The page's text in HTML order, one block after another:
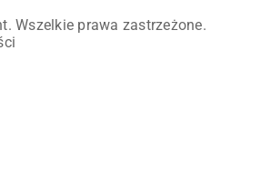
Wszelkie prawa zastrzeżone.